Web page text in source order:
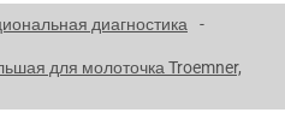
диагностика
для молоточка Troemner,